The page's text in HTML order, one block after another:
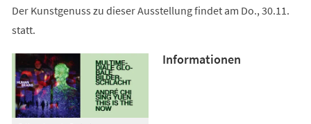
Der Kunstgenuss zu dieser Ausstellung findet am Do., 30.11.
statt.
Informationen